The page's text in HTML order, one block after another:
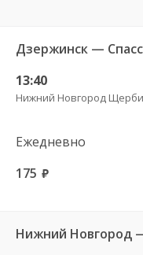
Дзержинск —
13:40
Нижний Новгород
Ежедневно
175 руб.
Нижний Новгород